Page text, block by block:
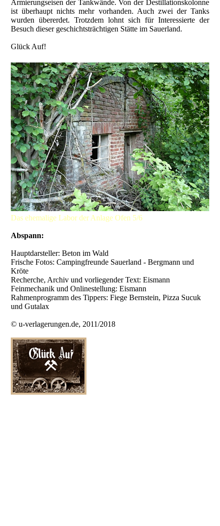
Armierungseisen der Tankwände. Von der Destillationskolonne
ist überhaupt nichts mehr vorhanden. Auch zwei der Tanks
wurden übererdet. Trotzdem lohnt sich für Interessierte der
Besuch dieser geschichtsträchtigen Stätte im Sauerland.
Glück Auf!
Das ehemalige Labor der Anlage Ofen 5/6
Abspann:
Hauptdarsteller: Beton im Wald
Frische Fotos: Campingfreunde Sauerland - Bergmann und
Kröte
Recherche, Archiv und vorliegender Text: Eismann
Feinmechanik und Onlinestellung: Eismann
Rahmenprogramm des Tippers: Fiege Bernstein, Pizza Sucuk
und Gutalax
© u-verlagerungen.de, 2011/2018